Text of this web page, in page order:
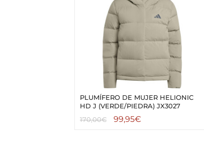
PLUMÍFERO DE MUJER HELIONIC
HD J (VERDE/PIEDRA) JX3027
170,00€ 99,95€